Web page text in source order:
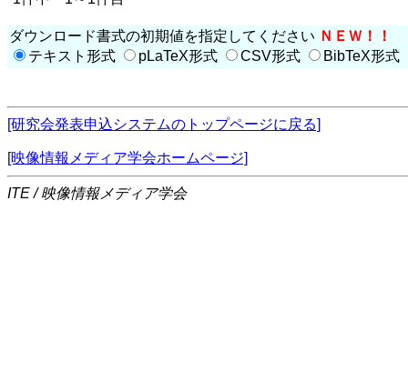
ダウンロード書式の初期値を指定してください ＮＥＷ！！
テキスト形式
pLaTeX形式 CSV形式 BibTeX形式
[研究会発表申込システムのトップページに戻る]
[映像情報メディア学会ホームページ]
ITE / 映像情報メディア学会